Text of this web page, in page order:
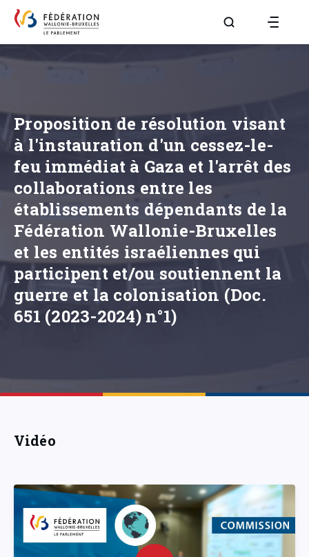
Aller à la page
Proposition de résolution visant
à l'instauration d'un cessez-le-
feu immédiat à Gaza et l'arrêt des
collaborations entre les
établissements dépendants de la
Fédération Wallonie-Bruxelles
et les entités israéliennes qui
participent et/ou soutiennent la
guerre et la colonisation (Doc.
651 (2023-2024) n°1)
Vidéo